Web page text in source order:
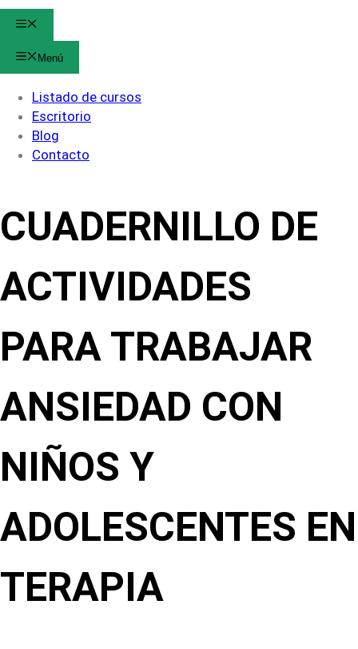
Menú
Listado de cursos
Escritorio
Blog
Contacto
CUADERNILLO DE
ACTIVIDADES
PARA TRABAJAR
ANSIEDAD CON
NIÑOS Y
ADOLESCENTES EN
TERAPIA